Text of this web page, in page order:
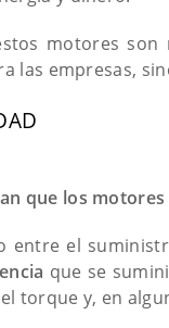
motores son
las empresas,
que los
entre el
que se
torque y, en